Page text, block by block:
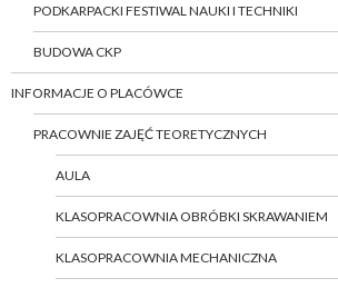
PODKARPACKI FESTIWAL NAUKI I TECHNIKI
BUDOWA CKP
INFORMACJE O PLACÓWCE
PRACOWNIE ZAJĘĆ TEORETYCZNYCH
AULA
KLASOPRACOWNIA OBRÓBKI SKRAWANIEM
KLASOPRACOWNIA MECHANICZNA